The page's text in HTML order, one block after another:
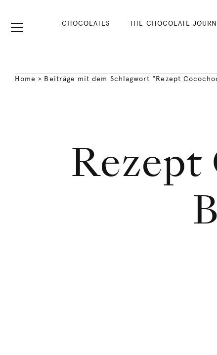
CHOCOLATES THE CHOCOLATE
Home > Beiträge mit dem Schlagwort "Rezept
Rezept